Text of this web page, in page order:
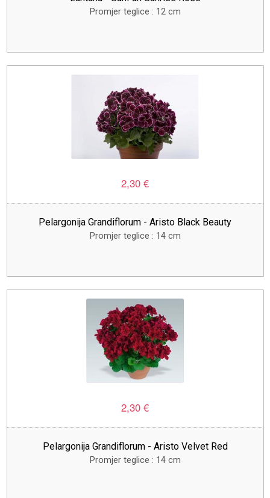
Promjer teglice : 12 cm
2,30 €
Pelargonija Grandiflorum - Aristo Black Beauty
Promjer teglice : 14 cm
2,30 €
Pelargonija Grandiflorum - Aristo Velvet Red
Promjer teglice : 14 cm